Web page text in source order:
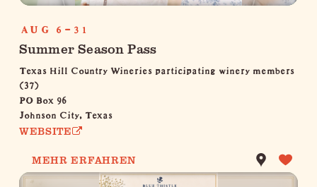
AUG 6-31
Summer Season Pass
Texas Hill Country Wineries participating winery members
(37)
PO Box 96
Johnson City, Texas
WEBSITE
MEHR ERFAHREN